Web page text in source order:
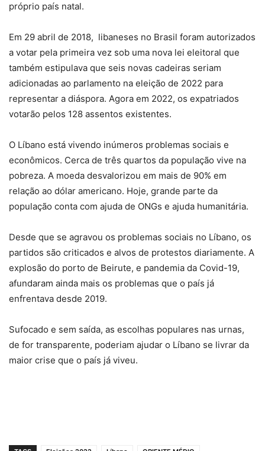
próprio país natal.
Em 29 abril de 2018, libaneses no Brasil foram autorizados
a votar pela primeira vez sob uma nova lei eleitoral que
também estipulava que seis novas cadeiras seriam
adicionadas ao parlamento na eleição de 2022 para
representar a diáspora. Agora em 2022, os expatriados
votarão pelos 128 assentos existentes.
O Líbano está vivendo inúmeros problemas sociais e
econômicos. Cerca de três quartos da população vive na
pobreza. A moeda desvalorizou em mais de 90% em
relação ao dólar americano. Hoje, grande parte da
população conta com ajuda de ONGs e ajuda humanitária.
Desde que se agravou os problemas sociais no Líbano, os
partidos são criticados e alvos de protestos diariamente. A
explosão do porto de Beirute, e pandemia da Covid-19,
afundaram ainda mais os problemas que o país já
enfrentava desde 2019.
Sufocado e sem saída, as escolhas populares nas urnas,
de for transparente, poderiam ajudar o Líbano se livrar da
maior crise que o país já viveu.